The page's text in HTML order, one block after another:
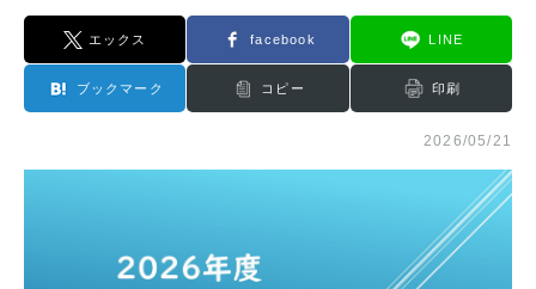
エックス facebook LINE
ブックマーク コピー 印刷
2026/05/21